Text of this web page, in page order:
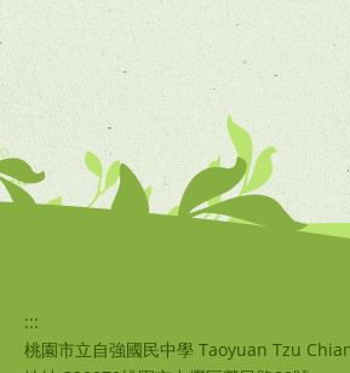
:::
桃園市立自強國民中學 Taoyuan Tzu